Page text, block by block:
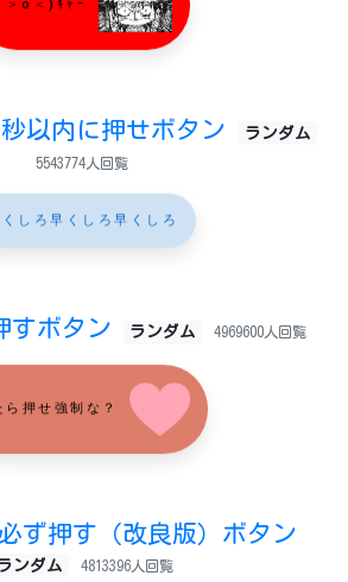
＞o＜)ｷｬｰ
以内に押せボタン ランダム
5543774人回覧
しろ早くしろ早くしろ
すボタン ランダム 4969600人回覧
ら押せ強制な？
ず押す（改良版）ボタン
ンダム 4813396人回覧